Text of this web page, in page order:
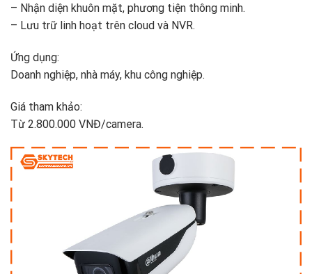
– Nhận diện khuôn mặt, phương tiện thông minh.
– Lưu trữ linh hoạt trên cloud và NVR.
Ứng dụng:
Doanh nghiệp, nhà máy, khu công nghiệp.
Giá tham khảo:
Từ 2.800.000 VNĐ/camera.